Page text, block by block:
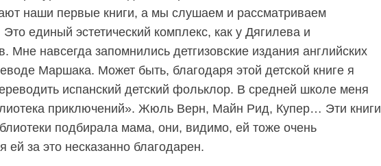
наши первые книги, а мы слушаем и рассматриваем
единый эстетический комплекс, как у Дягилева и
Мне навсегда запомнились детгизовские издания английских
Маршака. Может быть, благодаря этой детской книге я
испанский детский фольклор. В средней школе меня
приключений». Жюль Верн, Майн Рид, Купер… Эти книги
подбирала мама, они, видимо, ей тоже очень
ей за это несказанно благодарен.